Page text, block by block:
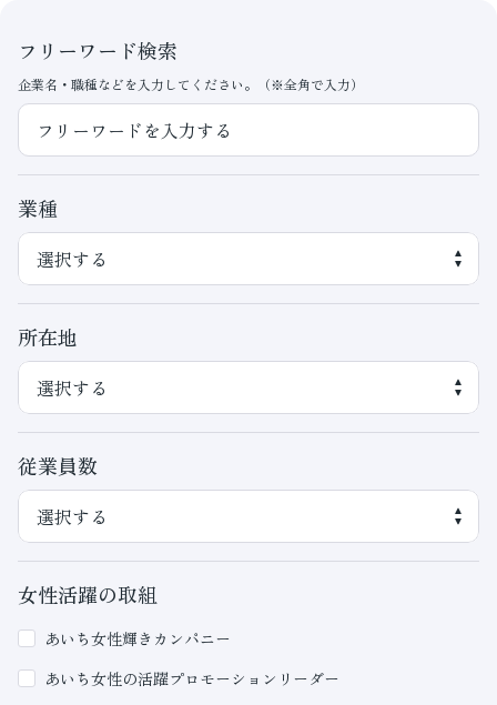
フリーワード検索
企業名・職種などを入力してください。（※全角で入力）
業種
所在地
従業員数
女性活躍の取組
あいち女性輝きカンパニー
あいち女性の活躍プロモーションリーダー